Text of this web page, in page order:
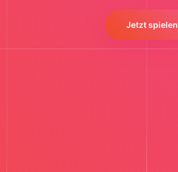
Jetzt spielen